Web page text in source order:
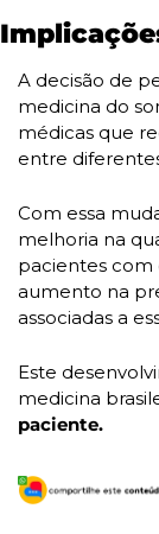
A decisão de
medicina do
médicas que
entre
Com essa
melhoria na
pacientes com
aumento na
associadas a
Este
medicina
paciente.